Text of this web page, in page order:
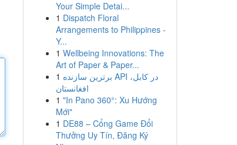
Your Simple Detai...
1 Dispatch Floral
Arrangements to Philippines -
Y...
1 Wellbeing Innovations: The
Art of Paper & Paper...
1 برترین سازنده API در کابل،
افغانستان
1 "In Pano 360°: Xu Hướng
Mới"
1 DE88 – Cổng Game Đổi
Thưởng Uy Tín, Đăng Ký